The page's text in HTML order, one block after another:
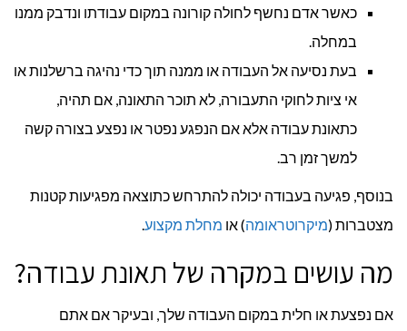
כאשר אדם נחשף לחולה קורונה במקום עבודתו ונדבק ממנו
במחלה.
בעת נסיעה אל העבודה או ממנה תוך כדי נהיגה ברשלנות או
אי ציות לחוקי התעבורה, לא תוכר התאונה, אם תהיה,
כתאונת עבודה אלא אם הנפגע נפטר או נפצע בצורה קשה
למשך זמן רב.
בנוסף, פגיעה בעבודה יכולה להתרחש כתוצאה מפגיעות קטנות
מצטברות (מיקרוטראומה) או מחלת מקצוע.
מה עושים במקרה של תאונת עבודה?
אם נפצעת או חלית במקום העבודה שלך, ובעיקר אם אתם